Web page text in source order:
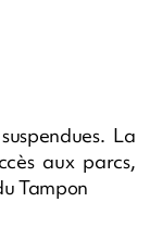
La
aux parcs,
Tampon